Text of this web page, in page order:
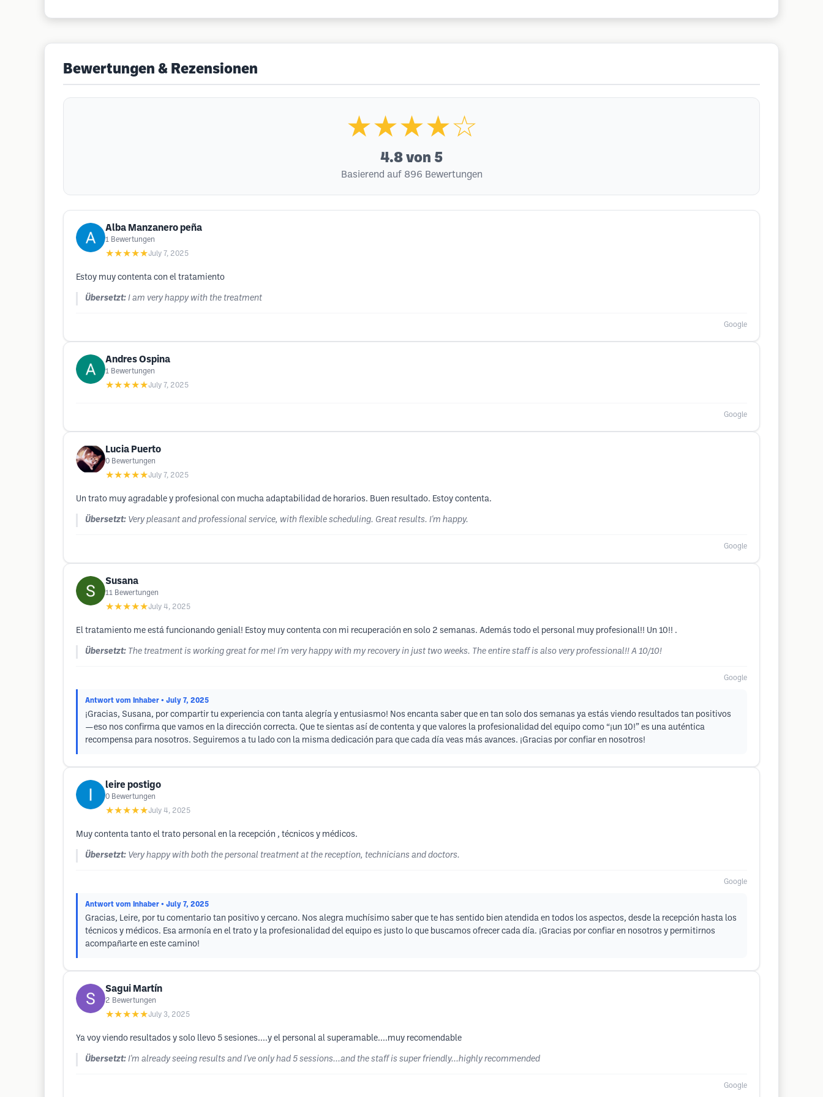
Bewertungen & Rezensionen
★★★★☆
4.8 von 5
Basierend auf 896 Bewertungen
Alba Manzanero peña
1 Bewertungen
★★★★★July 7, 2025
Estoy muy contenta con el tratamiento
Übersetzt: I am very happy with the treatment
Google
Andres Ospina
1 Bewertungen
★★★★★July 7, 2025
Google
Lucia Puerto
0 Bewertungen
★★★★★July 7, 2025
Un trato muy agradable y profesional con mucha adaptabilidad de horarios. Buen resultado. Estoy contenta.
Übersetzt: Very pleasant and professional service, with flexible scheduling. Great results. I'm happy.
Google
Susana
11 Bewertungen
★★★★★July 4, 2025
El tratamiento me está funcionando genial! Estoy muy contenta con mi recuperación en solo 2 semanas. Además todo el personal muy profesional!! Un 10!! .
Übersetzt: The treatment is working great for me! I'm very happy with my recovery in just two weeks. The entire staff is also very professional!! A 10/10!
Google
Antwort vom Inhaber • July 7, 2025
¡Gracias, Susana, por compartir tu experiencia con tanta alegría y entusiasmo! Nos encanta saber que en tan solo dos semanas ya estás viendo resultados tan positivos
—eso nos confirma que vamos en la dirección correcta. Que te sientas así de contenta y que valores la profesionalidad del equipo como “¡un 10!” es una auténtica
recompensa para nosotros. Seguiremos a tu lado con la misma dedicación para que cada día veas más avances. ¡Gracias por confiar en nosotros!
leire postigo
0 Bewertungen
★★★★★July 4, 2025
Muy contenta tanto el trato personal en la recepción , técnicos y médicos.
Übersetzt: Very happy with both the personal treatment at the reception, technicians and doctors.
Google
Antwort vom Inhaber • July 7, 2025
Gracias, Leire, por tu comentario tan positivo y cercano. Nos alegra muchísimo saber que te has sentido bien atendida en todos los aspectos, desde la recepción hasta los
técnicos y médicos. Esa armonía en el trato y la profesionalidad del equipo es justo lo que buscamos ofrecer cada día. ¡Gracias por confiar en nosotros y permitirnos
acompañarte en este camino!
Sagui Martín
2 Bewertungen
★★★★★July 3, 2025
Ya voy viendo resultados y solo llevo 5 sesiones....y el personal al superamable....muy recomendable
Übersetzt: I'm already seeing results and I've only had 5 sessions...and the staff is super friendly...highly recommended
Google